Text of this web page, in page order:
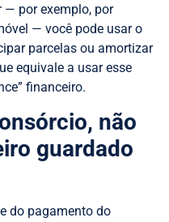
— por exemplo, por
— você pode usar o
parcelas ou amortizar
equivale a usar esse
financeiro.
não
guardado
do pagamento do